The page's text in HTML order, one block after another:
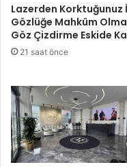
b
a
y
e
l
r
n
i
i
l
Lazerden Korktuğunuz
Gözlüğe Mahkûm
Göz Çizdirme Eskide
21 saat önce